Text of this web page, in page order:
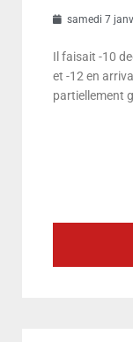
samedi 7
Il faisait -10
et -12 en
partiellement